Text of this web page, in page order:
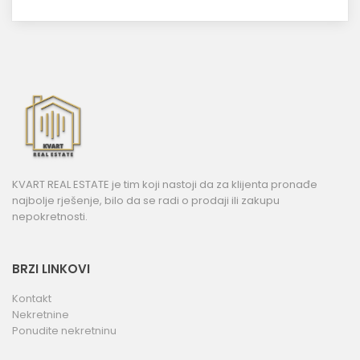
KVART REAL ESTATE je tim koji nastoji da za klijenta pronađe
najbolje rješenje, bilo da se radi o prodaji ili zakupu
nepokretnosti.
BRZI LINKOVI
Kontakt
Nekretnine
Ponudite nekretninu